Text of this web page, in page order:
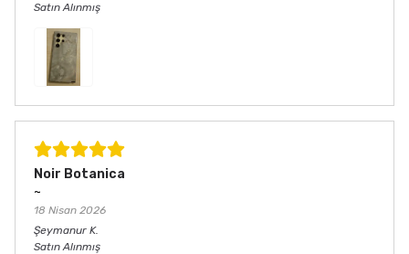
Satın Alınmış
Noir Botanica
~
18 Nisan 2026
Şeymanur K.
Satın Alınmış